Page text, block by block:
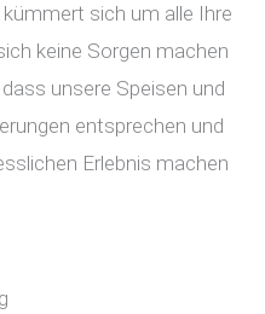
sich um alle Ihre
keine Sorgen machen
unsere Speisen und
entsprechen und
Erlebnis machen